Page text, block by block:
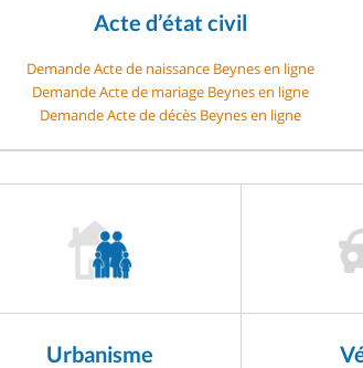
Acte d’état civil
Demande Acte de naissance Beynes en ligne
Demande Acte de mariage Beynes en ligne
Demande Acte de décès Beynes en ligne
Urbanisme